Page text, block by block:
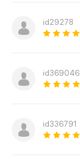
id29278
id369046
id336791